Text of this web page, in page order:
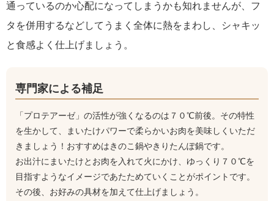
通っているのか心配になってしまうかも知れませんが、フ
タを併用するなどしてうまく全体に熱をまわし、シャキッ
と食感よく仕上げましょう。
専門家による補足
「プロテアーゼ」の活性が強くなるのは７０℃前後。その特性
を生かして、まいたけパワーで柔らかいお肉を美味しくいただ
きましょう！おすすめはきのこ鍋やきりたんぽ鍋です。
お出汁にまいたけとお肉を入れて火にかけ、ゆっくり７０℃を
目指すようなイメージであたためていくことがポイントです。
その後、お好みの具材を加えて仕上げましょう。